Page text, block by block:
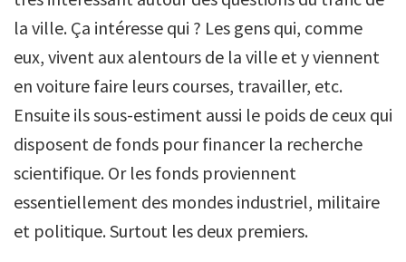
la ville. Ça intéresse qui ? Les gens qui, comme
eux, vivent aux alentours de la ville et y viennent
en voiture faire leurs courses, travailler, etc.
Ensuite ils sous-estiment aussi le poids de ceux qui
disposent de fonds pour financer la recherche
scientifique. Or les fonds proviennent
essentiellement des mondes industriel, militaire
et politique. Surtout les deux premiers.